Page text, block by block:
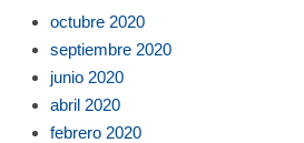
octubre 2020
septiembre 2020
junio 2020
abril 2020
febrero 2020